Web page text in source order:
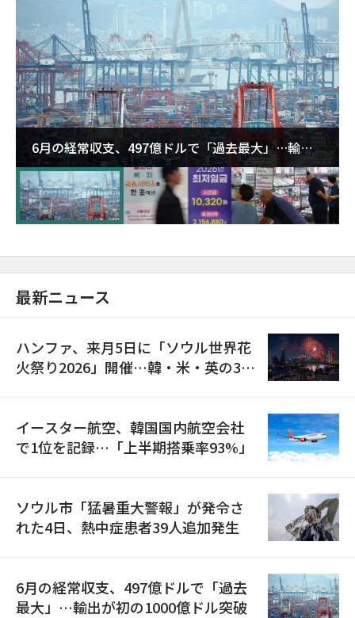
6月の経常収支、497億ドルで「過去最大」…輸出
が初の1000億ドル突破
最新ニュース
ハンファ、来月5日に「ソウル世界花
火祭り2026」開催…韓・米・英の3カ
イースター航空、韓国国内航空会社
で1位を記録…「上半期搭乗率93%」
ソウル市「猛暑重大警報」が発令さ
れた4日、熱中症患者39人追加発生
6月の経常収支、497億ドルで「過去
最大」…輸出が初の1000億ドル突破